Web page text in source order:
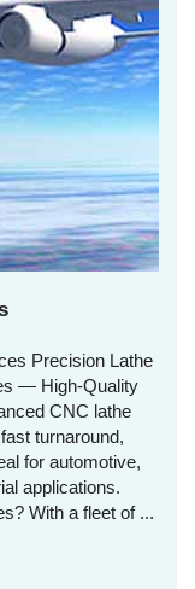
Precision Lathe
— High‑Quality
CNC lathe
turnaround,
for automotive,
applications.
With a fleet of ...